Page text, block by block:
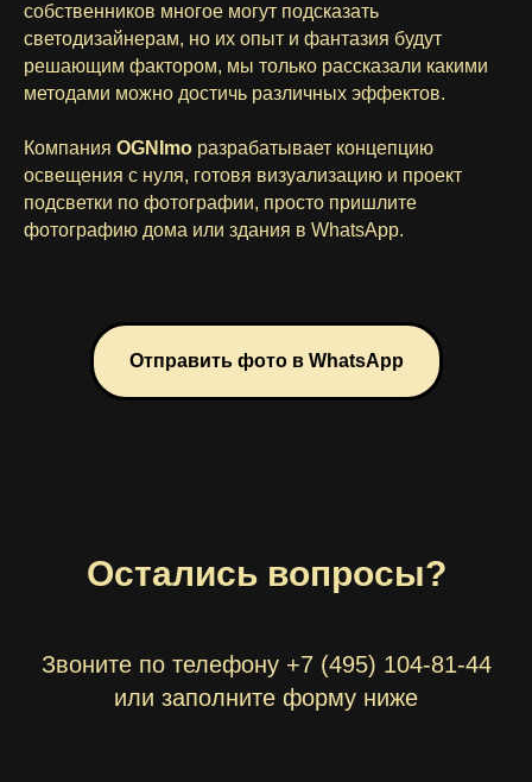
собственников многое могут подсказать
светодизайнерам, но их опыт и фантазия будут
решающим фактором, мы только рассказали какими
методами можно достичь различных эффектов.
Компания OGNImo разрабатывает концепцию
освещения с нуля, готовя визуализацию и проект
подсветки по фотографии, просто пришлите
фотографию дома или здания в WhatsApp.
Отправить фото в WhatsApp
Остались вопросы?
Звоните по телефону +7 (495) 104-81-44
или заполните форму ниже